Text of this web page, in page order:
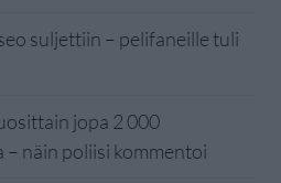
suljettiin – pelifaneille tuli
jopa 2 000
näin poliisi kommentoi